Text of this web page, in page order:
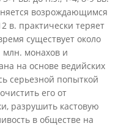
возрождающимся
в. практически теряет
существует около
млн. монахов и
на основе ведийских
серьезной попыткой
его от
разрушить кастовую
в обществе на